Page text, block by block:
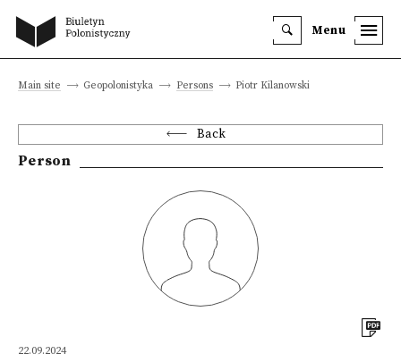
Menu
Main site Geopolonistyka Persons Piotr Kilanowski
Back
Person
22.09.2024